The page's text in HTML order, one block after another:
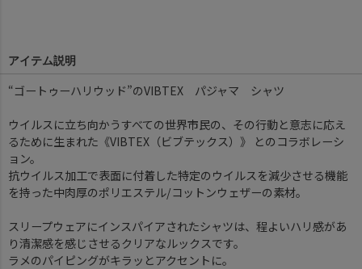
アイテム説明
“ゴートゥーハリウッド”のVIBTEX パジャマ シャツ
ウイルスに立ち向かうすべての世界市民の、その行動と意志に応え
るために生まれた《VIBTEX（ビブテックス）》 とのコラボレーシ
ョン。
抗ウイルス加工で表面に付着した特定のウイルスを減少させる機能
を持った中肉厚のポリエステル/コットンウェザーの素材。
スリープウェアにインスパイアされたシャツは、程よいハリ感があ
り清潔感を感じさせるクリアなルックスです。
ラメのパイピングがキラッとアクセントに。